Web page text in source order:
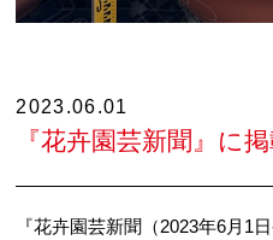
2023.06.01
『花卉園芸新聞』に
『花卉園芸新聞（2023年6月1